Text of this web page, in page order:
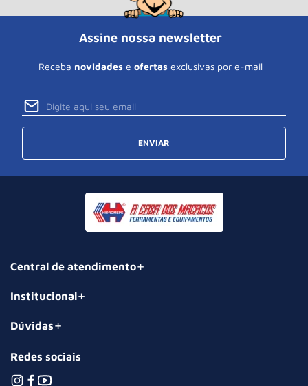
Assine nossa newsletter
Receba novidades e ofertas exclusivas por e-mail
ENVIAR
Central de atendimento
Institucional
Dúvidas
Redes sociais